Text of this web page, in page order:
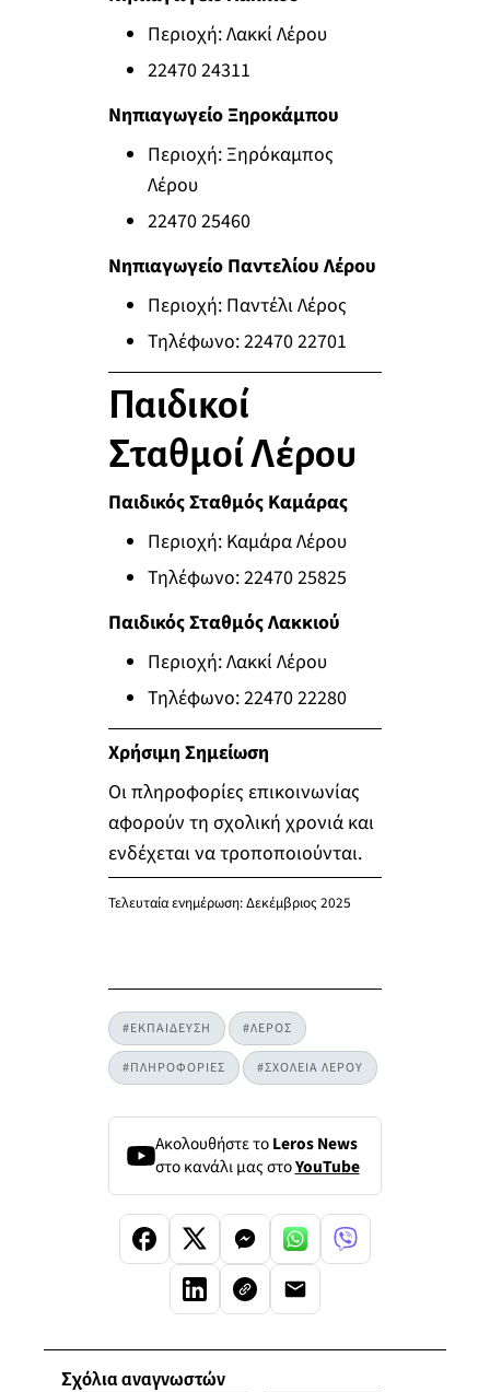
Περιοχή: Λακκί Λέρου
22470 24311
Νηπιαγωγείο Ξηροκάμπου
Περιοχή: Ξηρόκαμπος
Λέρου
22470 25460
Νηπιαγωγείο Παντελίου Λέρου
Περιοχή: Παντέλι Λέρος
Τηλέφωνο: 22470 22701
Παιδικοί
Σταθμοί Λέρου
Παιδικός Σταθμός Καμάρας
Περιοχή: Καμάρα Λέρου
Τηλέφωνο: 22470 25825
Παιδικός Σταθμός Λακκιού
Περιοχή: Λακκί Λέρου
Τηλέφωνο: 22470 22280
Χρήσιμη Σημείωση
Οι πληροφορίες επικοινωνίας
αφορούν τη σχολική χρονιά και
ενδέχεται να τροποποιούνται.
Τελευταία ενημέρωση: Δεκέμβριος 2025
#ΕΚΠΑΙΔΕΥΣΗ #ΛΕΡΟΣ
#ΠΛΗΡΟΦΟΡΙΕΣ #ΣΧΟΛΕΙΑ ΛΕΡΟΥ
Ακολουθήστε τοLeros News
στο κανάλι μας στοYouTube
Σχόλια αναγνωστών